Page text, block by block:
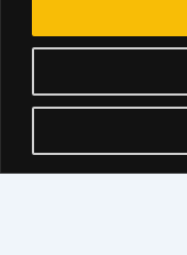
www.parcotrotter.org è
Attribuzione - Non
Translate »